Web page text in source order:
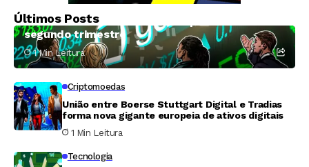
Últimos Posts
Galaxy Digital amarga prejuízo de US$ 85
milhões e receita abaixo do esperado no
segundo trimestre
1 Min Leitura
Criptomoedas
União entre Boerse Stuttgart Digital e Tradias
forma nova gigante europeia de ativos digitais
1 Min Leitura
Tecnologia